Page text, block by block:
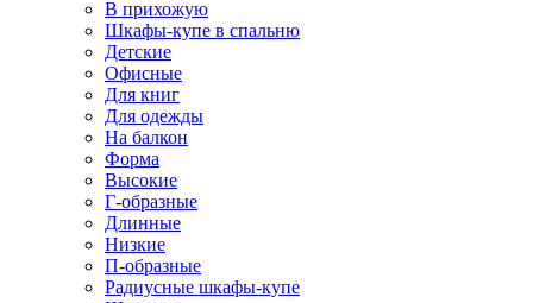
В прихожую
Шкафы-купе в спальню
Детские
Офисные
Для книг
Для одежды
На балкон
Форма
Высокие
Г-образные
Длинные
Низкие
П-образные
Радиусные шкафы-купе